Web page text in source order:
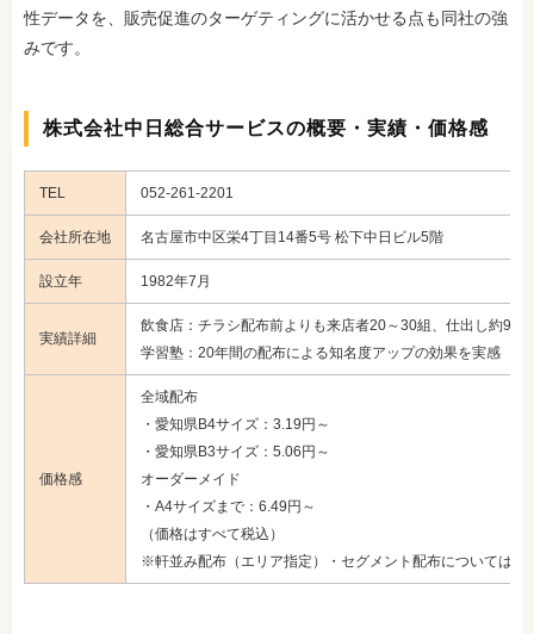
性データを、販売促進のターゲティングに活かせる点も同社の強
みです。
株式会社中日総合サービスの概要・実績・価格感
TEL 052-261-2201
会社所在地 名古屋市中区栄4丁目14番5号 松下中日ビル5階
設立年 1982年7月
実績詳細
飲食店：チラシ配布前よりも来店者20～30組、仕出し約90
学習塾：20年間の配布による知名度アップの効果を実感 ほ
価格感
全域配布
・愛知県B4サイズ：3.19円～
・愛知県B3サイズ：5.06円～
オーダーメイド
・A4サイズまで：6.49円～
（価格はすべて税込）
※軒並み配布（エリア指定）・セグメント配布については要